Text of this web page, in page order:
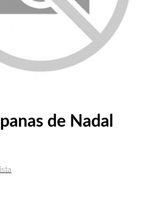
de Nadal